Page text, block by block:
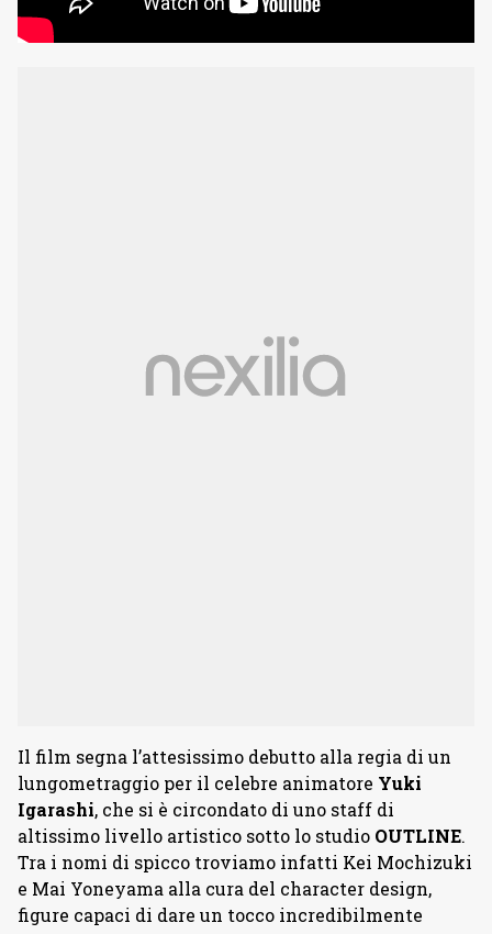
Il film segna l’attesissimo debutto alla regia di un
lungometraggio per il celebre animatore Yuki
Igarashi, che si è circondato di uno staff di
altissimo livello artistico sotto lo studio OUTLINE.
Tra i nomi di spicco troviamo infatti Kei Mochizuki
e Mai Yoneyama alla cura del character design,
figure capaci di dare un tocco incredibilmente